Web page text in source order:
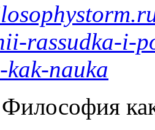
rassudka-i-
nauka
как